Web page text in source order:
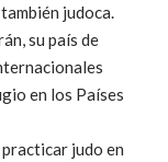
judoca.
su país de
en los Países
practicar judo en